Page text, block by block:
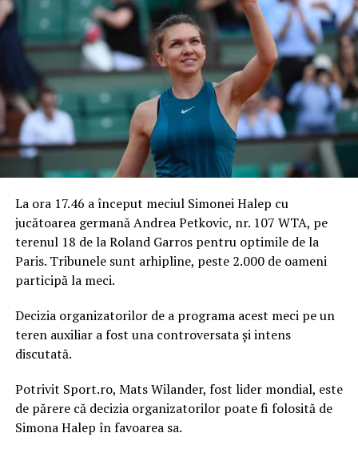
La ora 17.46 a început meciul Simonei Halep cu
jucătoarea germană Andrea Petkovic, nr. 107 WTA, pe
terenul 18 de la Roland Garros pentru optimile de la
Paris. Tribunele sunt arhipline, peste 2.000 de oameni
participă la meci.
Decizia organizatorilor de a programa acest meci pe un
teren auxiliar a fost una controversata și intens
discutată.
Potrivit Sport.ro, Mats Wilander, fost lider mondial, este
de părere că decizia organizatorilor poate fi folosită de
Simona Halep în favoarea sa.